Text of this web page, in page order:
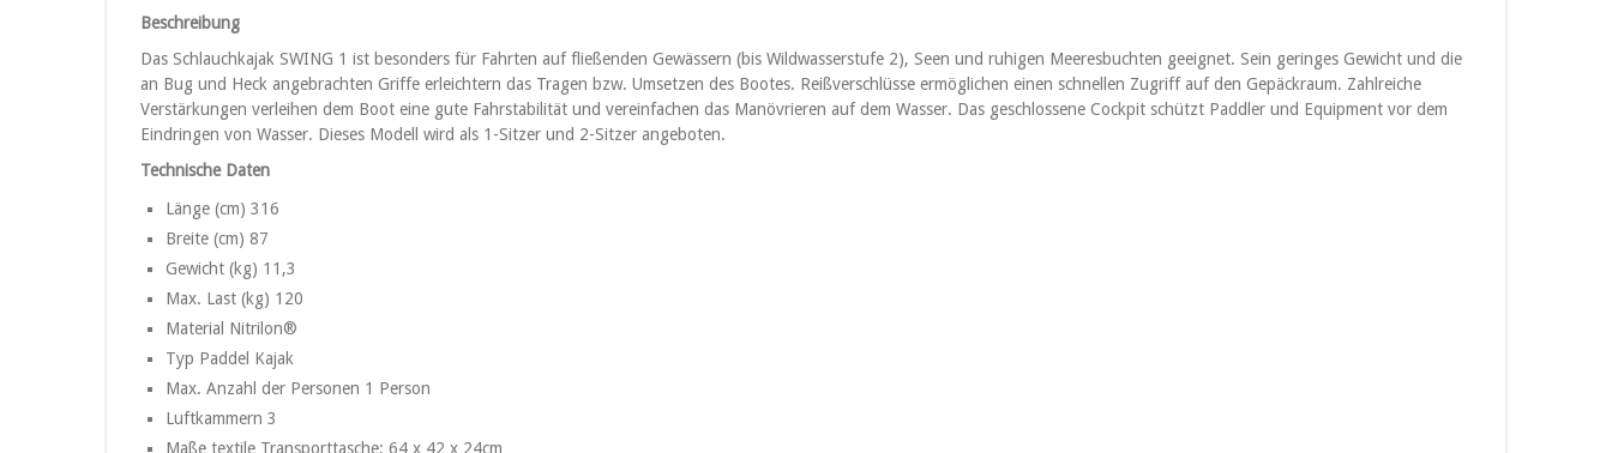
Beschreibung
Das Schlauchkajak SWING 1 ist besonders für Fahrten auf fließenden Gewässern (bis Wildwasserstufe 2), Seen und ruhigen Meeresbuchten geeignet. Sein geringes Gewicht und die
an Bug und Heck angebrachten Griffe erleichtern das Tragen bzw. Umsetzen des Bootes. Reißverschlüsse ermöglichen einen schnellen Zugriff auf den Gepäckraum. Zahlreiche
Verstärkungen verleihen dem Boot eine gute Fahrstabilität und vereinfachen das Manövrieren auf dem Wasser. Das geschlossene Cockpit schützt Paddler und Equipment vor dem
Eindringen von Wasser. Dieses Modell wird als 1-Sitzer und 2-Sitzer angeboten.
Technische Daten
Länge (cm) 316
Breite (cm) 87
Gewicht (kg) 11,3
Max. Last (kg) 120
Material Nitrilon®
Typ Paddel Kajak
Max. Anzahl der Personen 1 Person
Luftkammern 3
Maße textile Transporttasche: 64 x 42 x 24cm